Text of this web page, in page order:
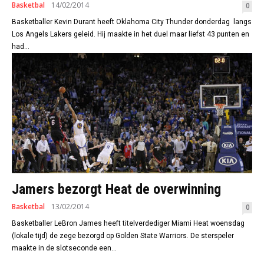
Basketbal 14/02/2014 0
Basketballer Kevin Durant heeft Oklahoma City Thunder donderdag langs
Los Angels Lakers geleid. Hij maakte in het duel maar liefst 43 punten en
had...
Jamers bezorgt Heat de overwinning
Basketbal 13/02/2014 0
Basketballer LeBron James heeft titelverdediger Miami Heat woensdag
(lokale tijd) de zege bezorgd op Golden State Warriors. De sterspeler
maakte in de slotseconde een...